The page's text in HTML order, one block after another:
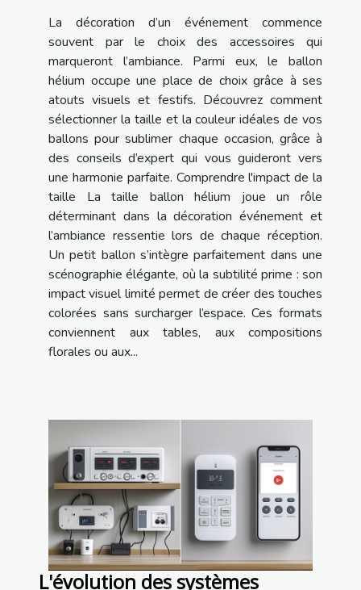
La décoration d’un événement commence
souvent par le choix des accessoires qui
marqueront l’ambiance. Parmi eux, le ballon
hélium occupe une place de choix grâce à ses
atouts visuels et festifs. Découvrez comment
sélectionner la taille et la couleur idéales de vos
ballons pour sublimer chaque occasion, grâce à
des conseils d’expert qui vous guideront vers
une harmonie parfaite. Comprendre l'impact de la
taille La taille ballon hélium joue un rôle
déterminant dans la décoration événement et
l’ambiance ressentie lors de chaque réception.
Un petit ballon s’intègre parfaitement dans une
scénographie élégante, où la subtilité prime : son
impact visuel limité permet de créer des touches
colorées sans surcharger l’espace. Ces formats
conviennent aux tables, aux compositions
florales ou aux...
L'évolution des systèmes